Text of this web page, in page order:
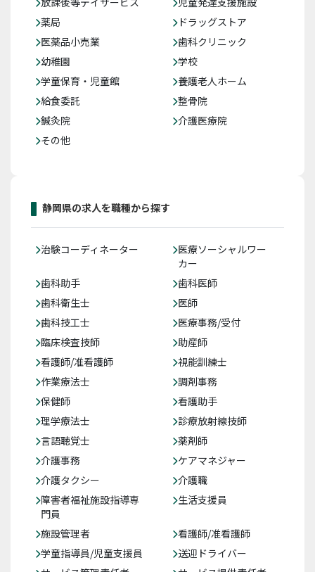
薬局
ドラッグストア
医薬品小売業
歯科クリニック
幼稚園
学校
学童保育・児童館
養護老人ホーム
給食委託
整骨院
鍼灸院
介護医療院
その他
静岡県の求人を職種から探す
治験コーディネーター
医療ソーシャルワー
カー
歯科助手
歯科医師
歯科衛生士
医師
歯科技工士
医療事務/受付
臨床検査技師
助産師
看護師/准看護師
視能訓練士
作業療法士
調剤事務
保健師
看護助手
理学療法士
診療放射線技師
言語聴覚士
薬剤師
介護事務
ケアマネジャー
介護タクシー
介護職
障害者福祉施設指導専
門員
生活支援員
施設管理者
看護師/准看護師
学童指導員/児童支援員
送迎ドライバー